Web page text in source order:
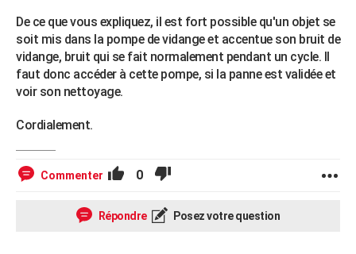
De ce que vous expliquez, il est fort possible qu'un objet se
soit mis dans la pompe de vidange et accentue son bruit de
vidange, bruit qui se fait normalement pendant un cycle. Il
faut donc accéder à cette pompe, si la panne est validée et
voir son nettoyage.
Cordialement.
Commenter 0
Répondre Posez votre question